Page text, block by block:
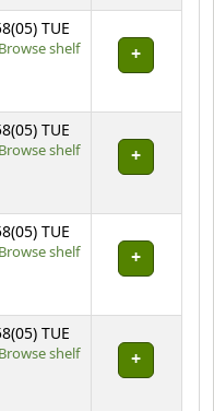
TUE
Browse shelf
below)
TUE
Browse shelf
below)
TUE
Browse shelf
below)
TUE
Browse shelf
below)